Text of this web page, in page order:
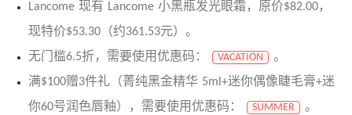
Lancome 现有 Lancome 小黑瓶发光眼霜，原价$82.00，
现特价$53.30（约361.53元）。
无门槛6.5折，需要使用优惠码：
VACATION
。
满$100赠3件礼（菁纯黑金精华 5ml+迷你偶像睫毛膏+迷
你60号润色唇釉），需要使用优惠码：
SUMMER
。